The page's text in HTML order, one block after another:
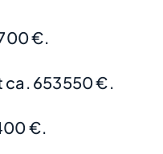
€.
ca. 653550 €.
€.